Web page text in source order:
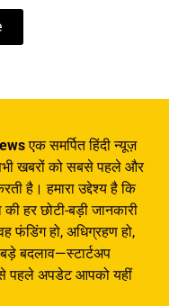
एक समर्पित हिंदी न्यूज़
खबरों को सबसे पहले और
है। हमारा उद्देश्य है कि
हर छोटी-बड़ी जानकारी
फंडिंग हो, अधिग्रहण हो,
बड़े बदलाव—स्टार्टअप
पहले अपडेट आपको यहीं